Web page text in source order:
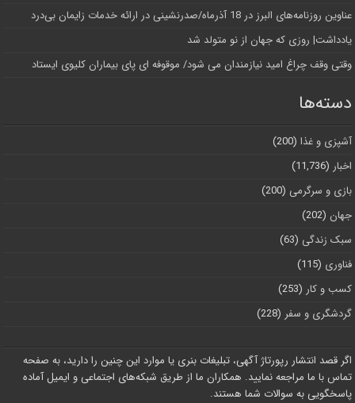
عناوین روزنامه‌های البرز در ‌18 آذرماه/صدرنشینی در ارائه خدمات زایمان بی‌درد
یادداشت| روزی که جهان از نو متولد شد
وقتی وقف چراغ امید نیازمندان می شود/ موقوفه ای پای بیماران کلیوی ایستاد
دسته‌ها
آشپزی و غذا (200)
اخبار (11,736)
بازی و سرگرمی (200)
جهان (202)
سبک زندگی (63)
فناوری (115)
کسب و کار (253)
گردشگری و سفر (228)
اگر قصد انتشار رپورتاژ آگهی، تبلیغات بنری یا موارد این چنین را دارید، به صفحه
تماس با ما مراجعه نمایید. همکاران ما از طریق شبکه‌های اجتماعی و ایمیل آماده
پاسخگویی به سوالات شما هستند.